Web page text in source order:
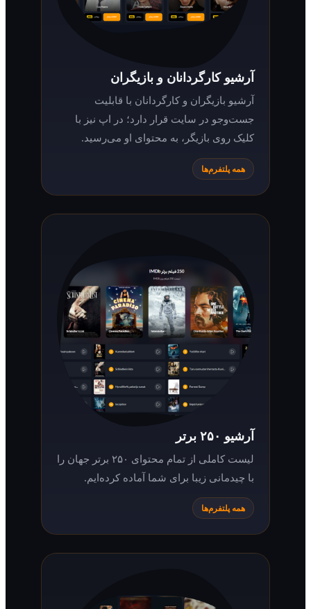
آرشیو کارگردانان و بازیگران
آرشیو بازیگران و کارگردانان با قابلیت
جست‌وجو در سایت قرار دارد؛ در اپ نیز با
کلیک روی بازیگر، به محتوای او می‌رسید.
همه پلتفرم‌ها
لیست کاملی از تمام محتوای ۲۵۰ برتر جهان را
با چیدمانی زیبا برای شما آماده کرده‌ایم.
همه پلتفرم‌ها